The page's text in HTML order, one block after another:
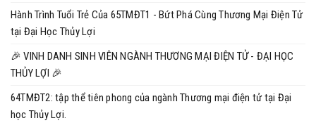
Hành Trình Tuổi Trẻ Của 65TMĐT1 - Bứt Phá Cùng Thương Mại Điện Tử
tại Đại Học Thủy Lợi
🎉 VINH DANH SINH VIÊN NGÀNH THƯƠNG MẠI ĐIỆN TỬ - ĐẠI HỌC
THỦY LỢI 🎉
64TMĐT2: tập thể tiên phong của ngành Thương mại điện tử tại Đại
học Thủy Lợi.